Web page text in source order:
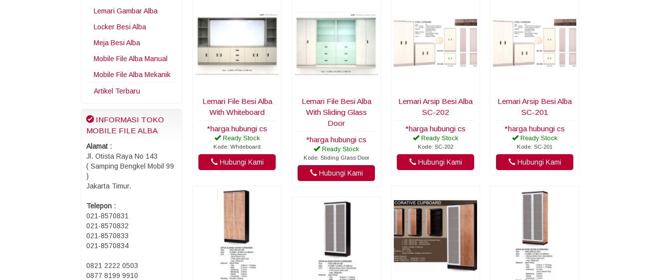
Lemari Gambar Alba
Locker Besi Alba
Meja Besi Alba
Mobile File Alba Manual
Mobile File Alba Mekanik
Artikel Terbaru
INFORMASI TOKO
MOBILE FILE ALBA
Alamat :
Jl. Otista Raya No 143
( Samping Bengkel Mobil 99
)
Jakarta Timur.
Telepon :
021-8570831
021-8570832
021-8570833
021-8570834
0821 2222 0503
0877 8199 9910
Lemari File Besi Alba
With Whiteboard
*harga hubungi cs
Ready Stock
Kode: Whiteboard
Hubungi Kami
Lemari File Besi Alba
With Sliding Glass
Door
*harga hubungi cs
Ready Stock
Kode: Sliding Glass Door
Hubungi Kami
Lemari Arsip Besi Alba
SC-202
*harga hubungi cs
Ready Stock
Kode: SC-202
Hubungi Kami
Lemari Arsip Besi Alba
SC-201
*harga hubungi cs
Ready Stock
Kode: SC-201
Hubungi Kami